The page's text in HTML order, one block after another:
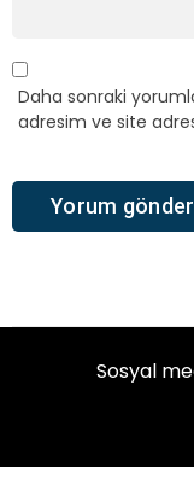
Daha sonraki
adresim ve site
Sosyal